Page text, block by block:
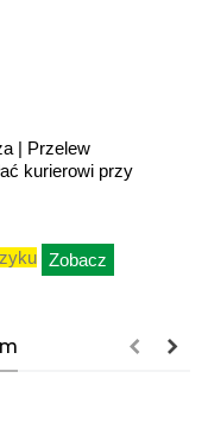
| Przelew
kurierowi przy
Zobacz